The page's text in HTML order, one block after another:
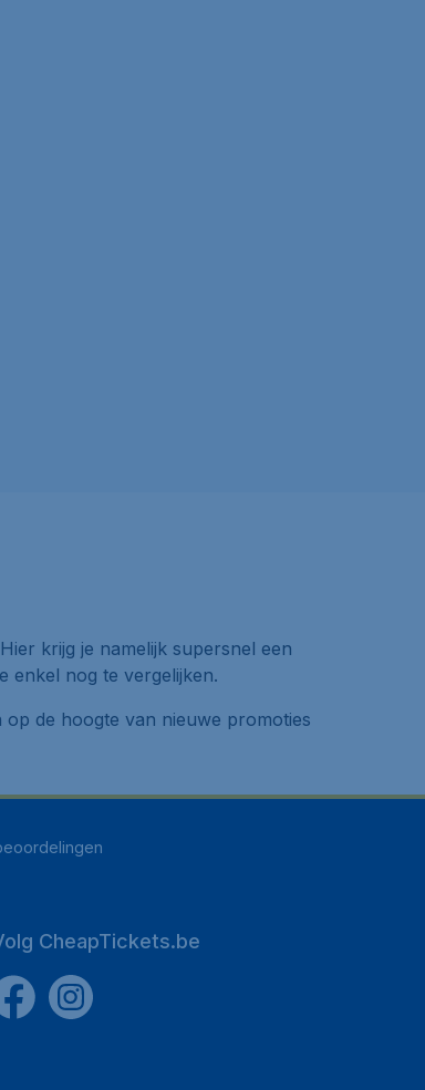
krijg je namelijk supersnel een
enkel nog te vergelijken.
de hoogte van nieuwe promoties
CheapTickets.be